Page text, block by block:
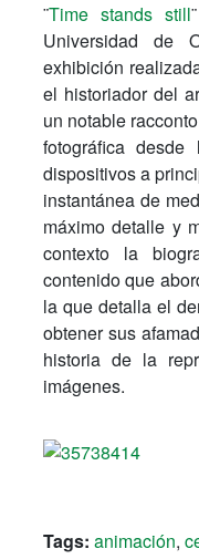
¨Time stands still
Universidad de
exhibición
el historiador del
un notable
fotográfica
dispositivos a
instantánea de
máximo detalle y
contexto la
contenido que
la que detalla el
obtener sus
historia de la
imágenes.
Tags: animación,